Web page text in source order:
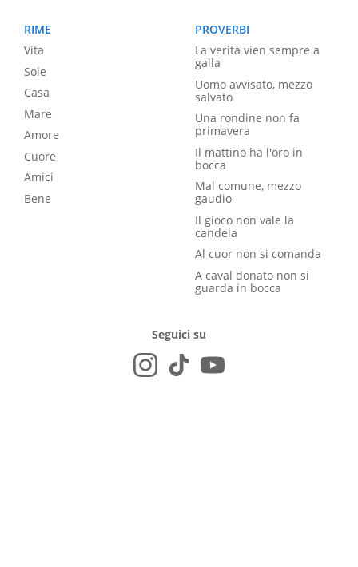
RIME
Vita
Sole
Casa
Mare
Amore
Cuore
Amici
Bene
PROVERBI
La verità vien sempre a
galla
Uomo avvisato, mezzo
salvato
Una rondine non fa
primavera
Il mattino ha l'oro in
bocca
Mal comune, mezzo
gaudio
Il gioco non vale la
candela
Al cuor non si comanda
A caval donato non si
guarda in bocca
Seguici su